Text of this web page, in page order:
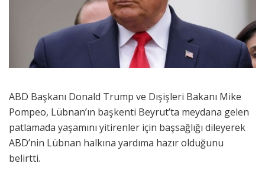
ABD Başkanı Donald Trump ve Dışişleri Bakanı Mike
Pompeo, Lübnan’ın başkenti Beyrut’ta meydana gelen
patlamada yaşamını yitirenler için başsağlığı dileyerek
ABD’nin Lübnan halkına yardıma hazır olduğunu
belirtti.